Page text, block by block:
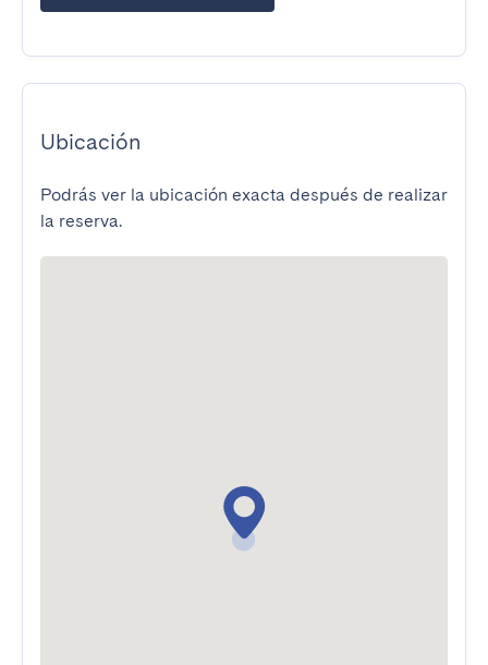
Ubicación
Podrás ver la ubicación exacta después de realizar
la reserva.